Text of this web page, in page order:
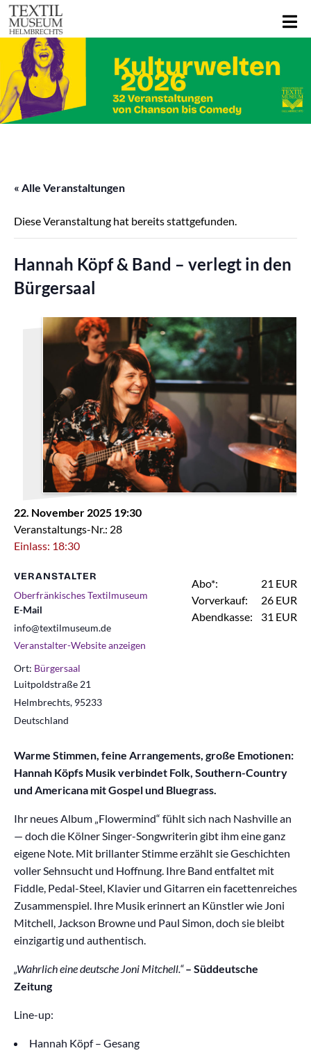
« Alle Veranstaltungen
Diese Veranstaltung hat bereits stattgefunden.
Hannah Köpf & Band – verlegt in den
Bürgersaal
22. November 2025 19:30
Veranstaltungs-Nr.: 28
Einlass: 18:30
Ort: Bürgersaal
Luitpoldstraße 21
Helmbrechts, 95233
Deutschland
VERANSTALTER
Oberfränkisches Textilmuseum
E-Mail
info@textilmuseum.de
Veranstalter-Website anzeigen
Abo*:
21 EUR
Vorverkauf:
26 EUR
Abendkasse:
31 EUR
Warme Stimmen, feine Arrangements, große Emotionen:
Hannah Köpfs Musik verbindet Folk, Southern-Country
und Americana mit Gospel und Bluegrass.
Ihr neues Album „Flowermind“ fühlt sich nach Nashville an
— doch die Kölner Singer-Songwriterin gibt ihm eine ganz
eigene Note. Mit brillanter Stimme erzählt sie Geschichten
voller Sehnsucht und Hoffnung. Ihre Band entfaltet mit
Fiddle, Pedal-Steel, Klavier und Gitarren ein facettenreiches
Zusammenspiel. Ihre Musik erinnert an Künstler wie Joni
Mitchell, Jackson Browne und Paul Simon, doch sie bleibt
einzigartig und authentisch.
„Wahrlich eine deutsche Joni Mitchell.“ – Süddeutsche
Zeitung
Line-up:
Hannah Köpf – Gesang